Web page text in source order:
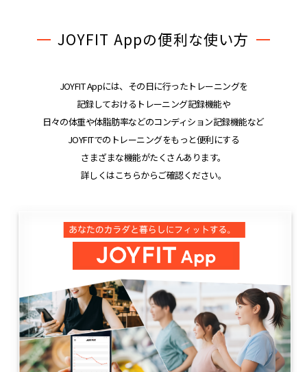
JOYFIT Appの便利な使い方
JOYFIT Appには、その日に行ったトレーニングを
記録しておけるトレーニング記録機能や
日々の体重や体脂肪率などのコンディション記録機能など
JOYFITでのトレーニングをもっと便利にする
さまざまな機能がたくさんあります。
詳しくはこちらからご確認ください。